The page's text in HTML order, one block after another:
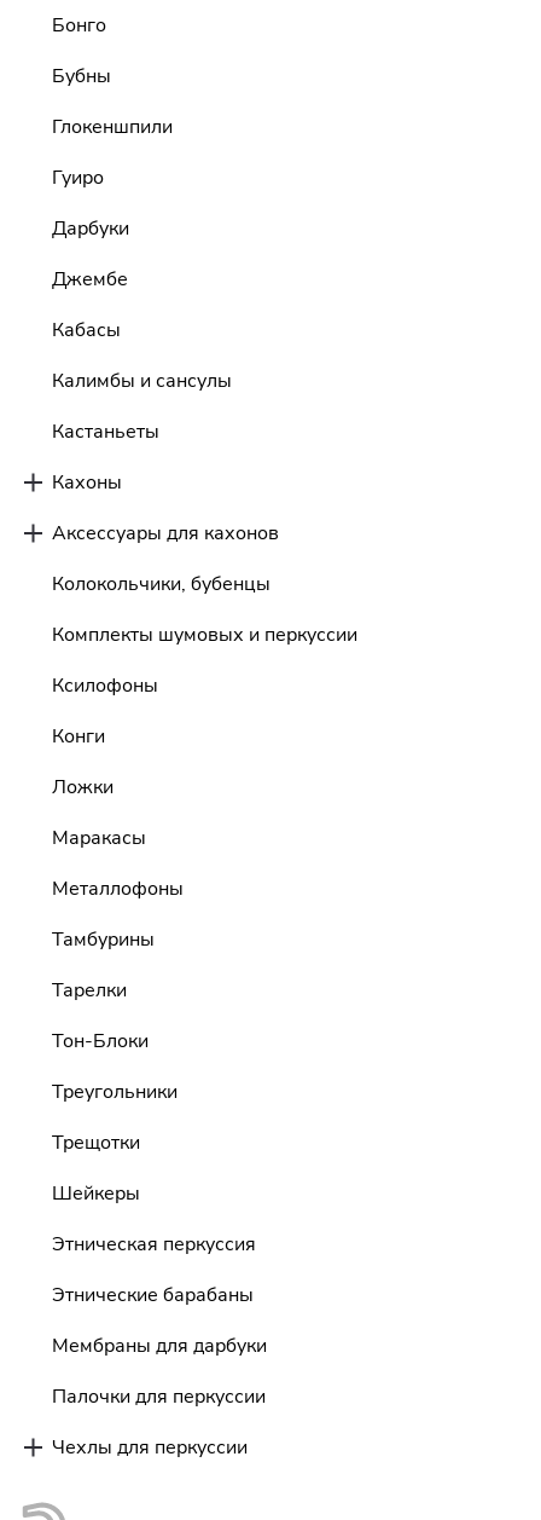
Бонго
Бубны
Глокеншпили
Гуиро
Дарбуки
Джембе
Кабасы
Калимбы и сансулы
Кастаньеты
Кахоны
Аксессуары для кахонов
Колокольчики, бубенцы
Комплекты шумовых и перкуссии
Ксилофоны
Конги
Ложки
Маракасы
Металлофоны
Тамбурины
Тарелки
Тон-Блоки
Треугольники
Трещотки
Шейкеры
Этническая перкуссия
Этнические барабаны
Мембраны для дарбуки
Палочки для перкуссии
Чехлы для перкуссии